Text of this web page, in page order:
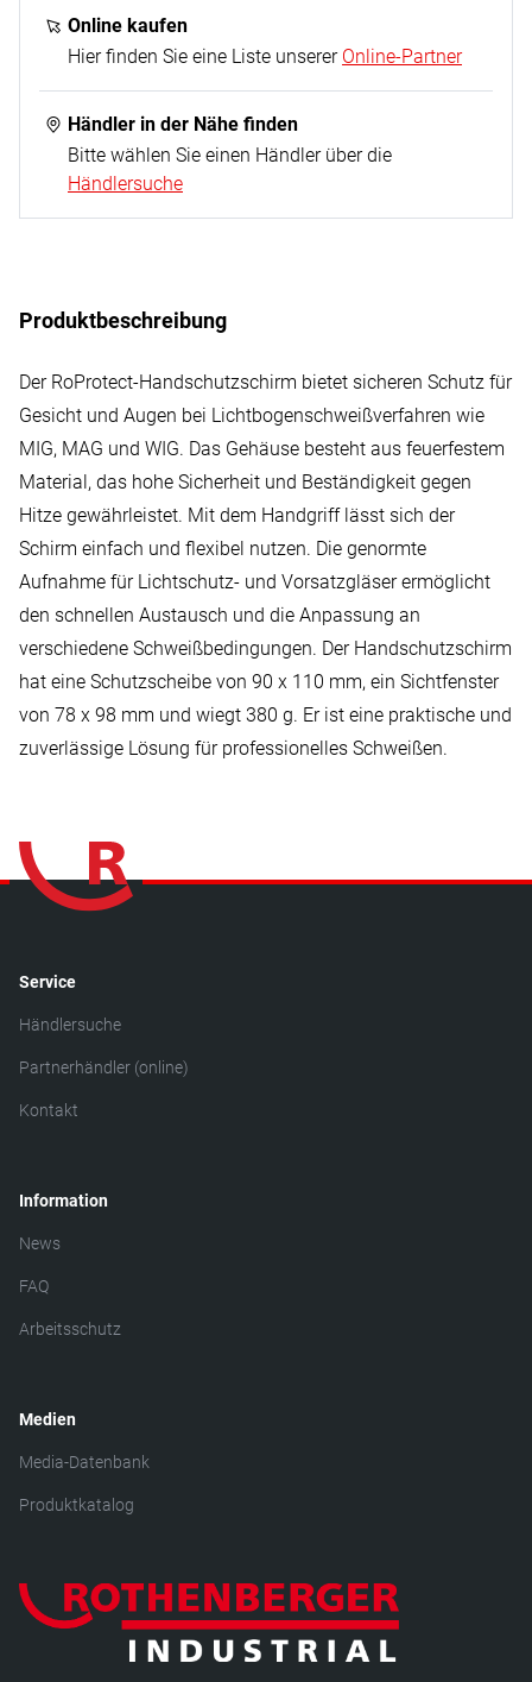
Online kaufen
Hier finden Sie eine Liste unserer Online-Partner
Händler in der Nähe finden
Bitte wählen Sie einen Händler über die
Händlersuche
Produktbeschreibung
Der RoProtect-Handschutzschirm bietet sicheren Schutz für
Gesicht und Augen bei Lichtbogenschweißverfahren wie
MIG, MAG und WIG. Das Gehäuse besteht aus feuerfestem
Material, das hohe Sicherheit und Beständigkeit gegen
Hitze gewährleistet. Mit dem Handgriff lässt sich der
Schirm einfach und flexibel nutzen. Die genormte
Aufnahme für Lichtschutz- und Vorsatzgläser ermöglicht
den schnellen Austausch und die Anpassung an
verschiedene Schweißbedingungen. Der Handschutzschirm
hat eine Schutzscheibe von 90 x 110 mm, ein Sichtfenster
von 78 x 98 mm und wiegt 380 g. Er ist eine praktische und
zuverlässige Lösung für professionelles Schweißen.
Service
Händlersuche
Partnerhändler (online)
Kontakt
Information
News
FAQ
Arbeitsschutz
Medien
Media-Datenbank
Produktkatalog